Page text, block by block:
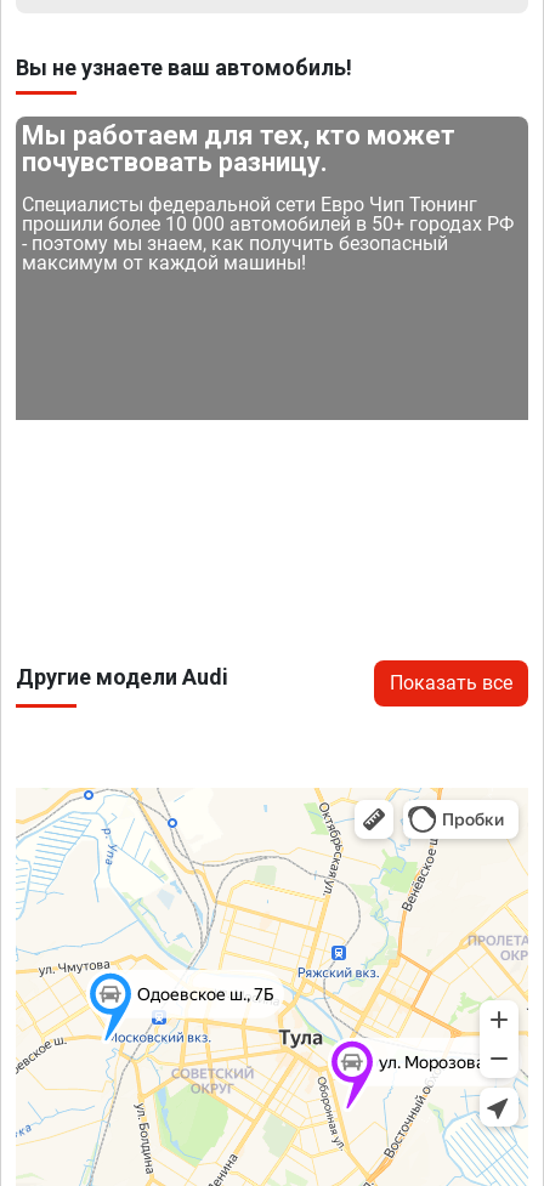
Вы не узнаете ваш автомобиль!
Мы работаем для тех, кто может
почувствовать разницу.
Специалисты федеральной сети Евро Чип Тюнинг
прошили более 10 000 автомобилей в 50+ городах РФ
- поэтому мы знаем, как получить безопасный
максимум от каждой машины!
Другие модели Audi Показать все